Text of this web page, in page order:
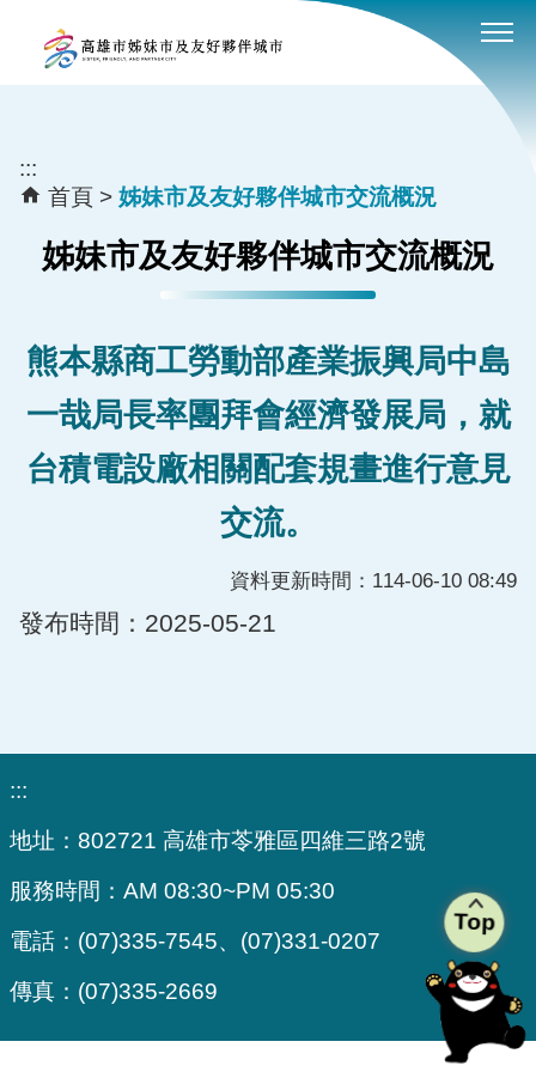
跳到主要內容區塊
:::
:::
姊妹市及友好夥伴城市交流概況
首頁 姊妹市及友好夥伴城市交流概況
熊本縣商工勞動部產業振興局中島
一哉局長率團拜會經濟發展局，就
台積電設廠相關配套規畫進行意見
交流。
資料更新時間：114-06-10 08:49
發布時間：2025-05-21
:::
地址： 802721 高雄市苓雅區四維三路2號
服務時間： AM 08:30~PM 05:30
電話： (07)335-7545、(07)331-0207
傳真： (07)335-2669
Top